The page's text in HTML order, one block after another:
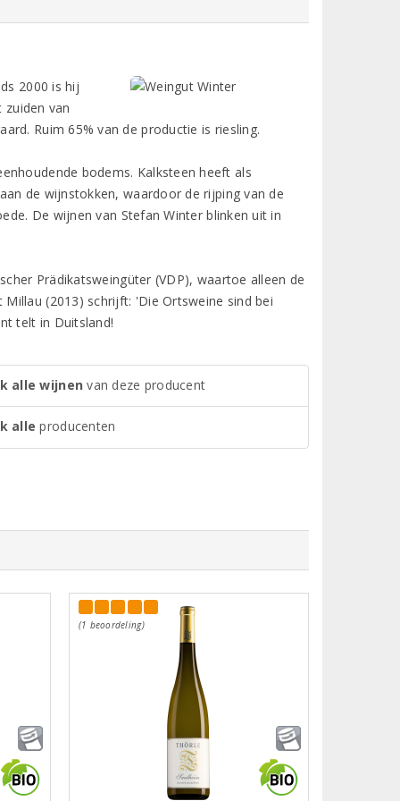
2000 is hij
van
Ruim 65% van de productie is riesling.
bodems. Kalksteen heeft als
de wijnstokken, waardoor de rijping van de
De wijnen van Stefan Winter blinken uit in
Prädikatsweingüter (VDP), waartoe alleen de
(2013) schrijft: 'Die Ortsweine sind bei
telt in Duitsland!
alle wijnen van deze producent
alle producenten
(1 beoordeling)